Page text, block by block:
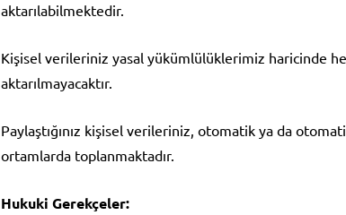
aktarılabilmektedir.
Kişisel verileriniz yasal yükümlülüklerimiz haricinde
aktarılmayacaktır.
Paylaştığınız kişisel verileriniz, otomatik ya da
ortamlarda toplanmaktadır.
Hukuki Gerekçeler: